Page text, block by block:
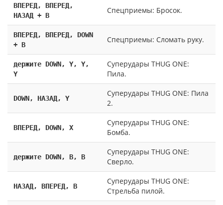
ВПЕРЕД, ВПЕРЕД,
НАЗАД + В
Спецприемы: Бросок.
ВПЕРЕД, ВПЕРЕД, DOWN
+ B
Спецприемы: Сломать руку.
держите DOWN, Y, Y,
Y
Суперудары THUG ONE:
Пила.
DOWN, НАЗАД, Y
Суперудары THUG ONE: Пила
2.
ВПЕРЕД, DOWN, X
Суперудары THUG ONE:
Бомба.
держите DOWN, B, B
Суперудары THUG ONE:
Сверло.
НАЗАД, ВПЕРЕД, В
Суперудары THUG ONE:
Стрельба пилой.